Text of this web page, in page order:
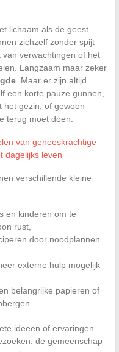
lichaam als de geest
zichzelf zonder spijt
verwachtingen of het
Langzaam maar zeker
. Maar er zijn altijd
een korte pauze gunnen,
het gezin, of gewoon
terug moet doen.
van geneeskrachtige
dagelijks leven
verschillende kleine
en kinderen om te
rust,
door noodplannen
externe hulp mogelijk
belangrijke papieren of
ideeën of ervaringen
de gemeenschap